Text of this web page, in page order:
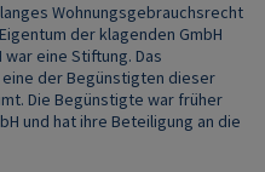
Wohnungsgebrauchsrecht
der klagenden GmbH
eine Stiftung. Das
der Begünstigten dieser
Die Begünstigte war früher
und hat ihre Beteiligung an die